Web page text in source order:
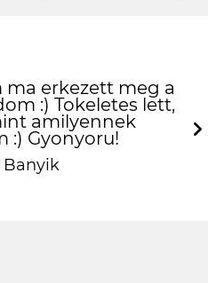
ma erkezett meg a
:) Tokeletes lett,
amilyennek
:) Gyonyoru!
Banyik